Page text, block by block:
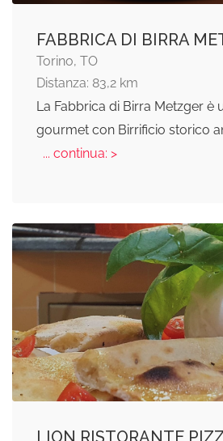
FABBRICA DI BIRRA
Torino, TO
Distanza: 83,2 km
La Fabbrica di Birra Metzger è
gourmet con Birrificio storico
... continua: >